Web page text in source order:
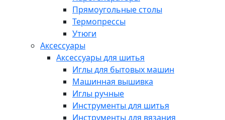
Прямоугольные столы
Термопрессы
Утюги
Аксессуары
Аксессуары для шитья
Иглы для бытовых машин
Машинная вышивка
Иглы ручные
Инструменты для шитья
Инструменты для вязания